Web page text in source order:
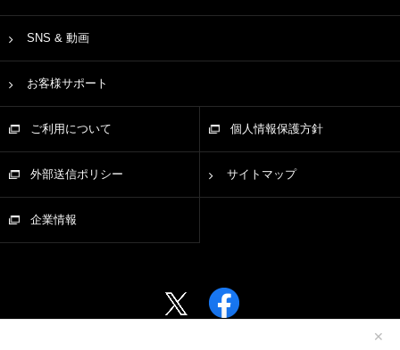
✕
SNS & 動画
お客様サポート
ご利用について 個人情報保護方針
外部送信ポリシー サイトマップ
企業情報